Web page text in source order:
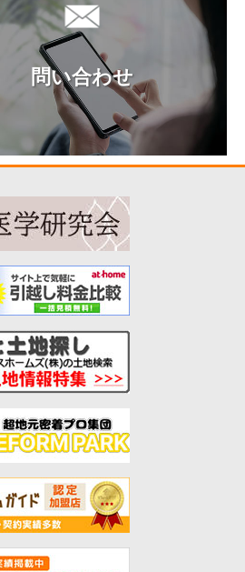
問い合わせ